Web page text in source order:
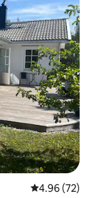
Calificación
4.96 (72)